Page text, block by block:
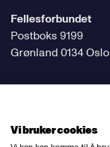
Fellesforbundet
Postboks 9199
Grønland 0134 Oslo
Følg oss på
Vi bruker cookies